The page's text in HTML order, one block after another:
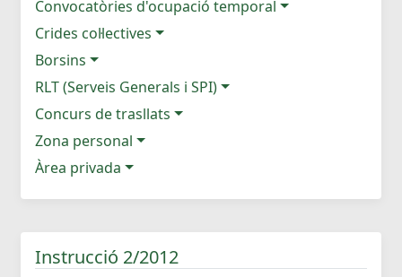
Convocatòries d'ocupació temporal
Crides col·lectives
Borsins
RLT (Serveis Generals i SPI)
Concurs de trasllats
Zona personal
Àrea privada
Instrucció 2/2012